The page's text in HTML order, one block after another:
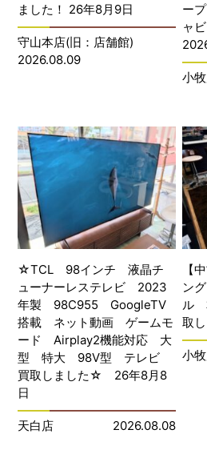
ました！ 26年8月9日
守山本店(旧：店舗館)
2026.08.09
ー
ャ
小
☆TCL 98インチ 液晶チ
ューナーレステレビ 2023
年製 98C955 GoogleTV
搭載 ネット動画 ゲームモ
ード Airplay2機能対応 大
型 特大 98V型 テレビ
買取しました☆ 26年8月8
日
天白店 2026.08.08
【
ン
ル
取
小